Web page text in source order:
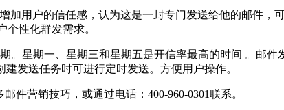
用户的信任感，认为这是一封专门发送给他的邮件，
性化群发需求。
星期一、星期三和星期五是开信率最高的时间 。邮件
发送任务时可进行定时发送。方便用户操作。
营销技巧，或通过电话：400-960-0301联系。